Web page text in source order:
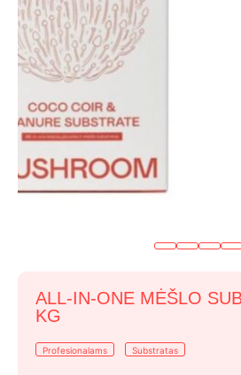
ALL-IN-ONE MĖŠLO
KG
Profesionalams Substratas